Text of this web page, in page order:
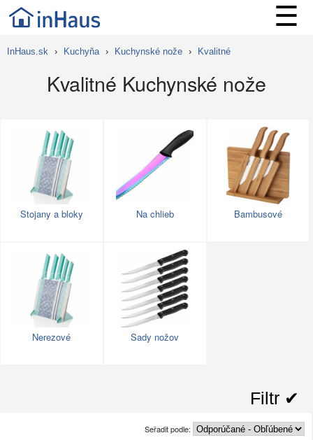
☰
InHaus.sk › Kuchyňa › Kuchynské nože › Kvalitné
Kvalitné Kuchynské nože
Stojany a bloky Na chlieb Bambusové
Nerezové Sady nožov
Filtr ✔︎
Seřadit podle: